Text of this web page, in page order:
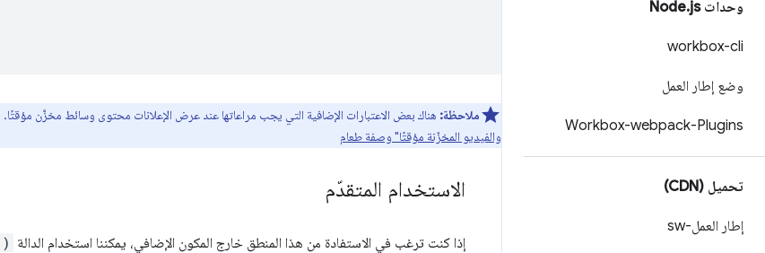
وحدات Node .js
workbox-cli
وضع إطار العمل
Workbox-webpack-Plugins
تحميل (CDN)
إطار العمل-sw
ملاحظة: هناك بعض الاعتبارات الإضافية التي يجب مراعاتها عند عرض الإعلانات محتوى وسائط مخزَّن
والفيديو المخزّنة مؤقتًا" وصفة طعام
الاستخدام المتقدّم
إذا كنت ترغب في الاستفادة من هذا المنطق خارج المكون الإضافي، يمكننا استخدام الدالة